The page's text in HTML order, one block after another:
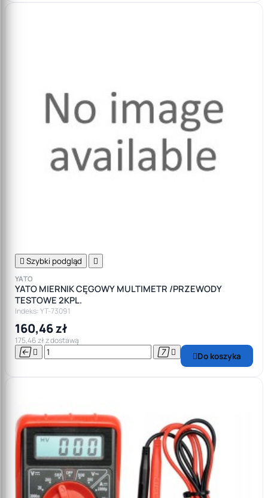
 Szybki podgląd 
YATO
YATO MIERNIK CĘGOWY MULTIMETR /PRZEWODY
TESTOWE 2KPL.
Indeks: YT-73091
160,46 zł
175,46 zł z dostawą
    Do koszyka